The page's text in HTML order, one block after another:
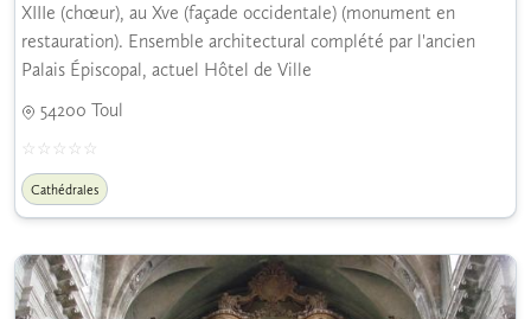
XIIIe (chœur), au Xve (façade occidentale) (monument en
restauration). Ensemble architectural complété par l'ancien
Palais Épiscopal, actuel Hôtel de Ville
54200 Toul
Cathédrales